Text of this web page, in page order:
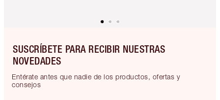
SUSCRÍBETE PARA RECIBIR NUESTRAS
NOVEDADES
Entérate antes que nadie de los productos, ofertas y
consejos